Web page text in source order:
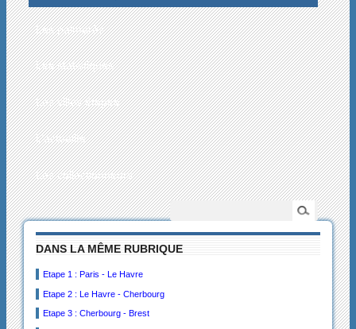
Les palmarès
Les statistiques
Les villes étapes
L’actualité
Les collectionneurs
DANS LA MÊME RUBRIQUE
Etape 1 : Paris - Le Havre
Etape 2 : Le Havre - Cherbourg
Etape 3 : Cherbourg - Brest